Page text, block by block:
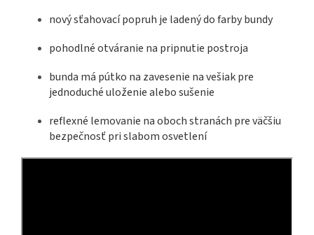
nový sťahovací popruh je ladený do farby bundy
pohodlné otváranie na pripnutie postroja
bunda má pútko na zavesenie na vešiak pre
jednoduché uloženie alebo sušenie
reflexné lemovanie na oboch stranách pre väčšiu
bezpečnosť pri slabom osvetlení